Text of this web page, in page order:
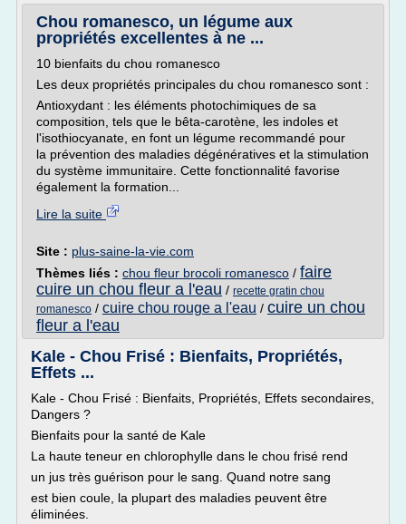
Chou romanesco, un légume aux
propriétés excellentes à ne ...
10 bienfaits du chou romanesco
Les deux propriétés principales du chou romanesco sont :
Antioxydant : les éléments photochimiques de sa
composition, tels que le bêta-carotène, les indoles et
l'isothiocyanate, en font un légume recommandé pour
la prévention des maladies dégénératives et la stimulation
du système immunitaire. Cette fonctionnalité favorise
également la formation...
Lire la suite
Site : plus-saine-la-vie.com
Thèmes liés : chou fleur brocoli romanesco / faire
cuire un chou fleur a l'eau / recette gratin chou
romanesco / cuire chou rouge a l'eau / cuire un chou
fleur a l'eau
Kale - Chou Frisé : Bienfaits, Propriétés,
Effets ...
Kale - Chou Frisé : Bienfaits, Propriétés, Effets secondaires,
Dangers ?
Bienfaits pour la santé de Kale
La haute teneur en chlorophylle dans le chou frisé rend
un jus très guérison pour le sang. Quand notre sang
est bien coule, la plupart des maladies peuvent être
éliminées.